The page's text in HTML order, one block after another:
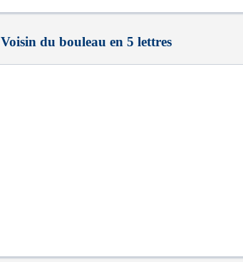
Voisin du bouleau en 5 lettres